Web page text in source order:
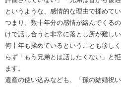
というような、感情的な理由で揉めて
つまり、数十年分の感情が絡んでくる
けで話し合うと非常に落とし所が難しい
何十年も揉めているということも珍し
らず「もう兄弟とは話したくない」と
ます。
遺産の使い込みなども、「孫の結婚祝